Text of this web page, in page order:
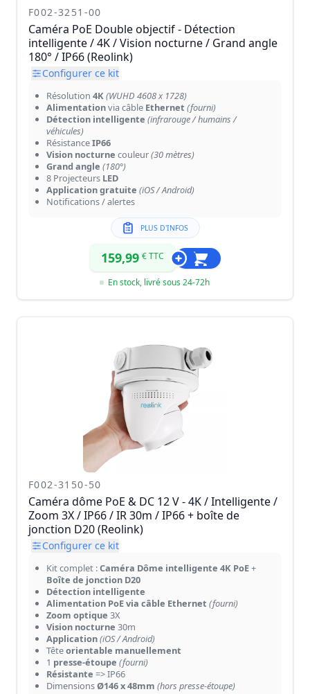
F002-3251-00
Caméra PoE Double objectif - Détection
intelligente / 4K / Vision nocturne / Grand angle
180° / IP66 (Reolink)
Configurer ce kit
Résolution 4K(WUHD 4608 x 1728)
Alimentationvia câble Ethernet (fourni)
Détection intelligente (infrarouge / humains /
véhicules)
RésistanceIP66
Vision nocturne couleur(30 mètres)
Grand angle (180°)
8 Projecteurs LED
Application gratuite (iOS / Android)
Notifications / alertes
PLUS D'INFOS
159,99 € TTC
En stock, livré sous 24-72h
F002-3150-50
Caméra dôme PoE & DC 12 V - 4K / Intelligente /
Zoom 3X / IP66 / IR 30m / IP66 + boîte de
jonction D20 (Reolink)
Configurer ce kit
Kit complet :Caméra Dôme intelligente 4K PoE+
Boîte de jonction D20
Détection intelligente
Alimentation PoE via câble Ethernet (fourni)
Zoom optique 3X
Vision nocturne 30m
Application(iOS / Android)
Têteorientable manuellement
1 presse-étoupe (fourni)
Résistante => IP66
DimensionsØ146 x 48mm (hors presse-étoupe)